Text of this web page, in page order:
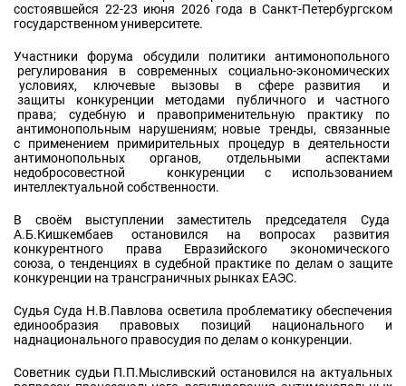
состоявшейся 22-23 июня 2026 года в Санкт-Петербургском
государственном университете.
Участники форума обсудили политики антимонопольного
регулирования в современных социально-экономических
условиях, ключевые вызовы в сфере развития и
защиты конкуренции методами публичного и частного
права; судебную и правоприменительную практику по
антимонопольным нарушениям; новые тренды, связанные
с применением примирительных процедур в деятельности
антимонопольных органов, отдельными аспектами
недобросовестной конкуренции с использованием
интеллектуальной собственности.
В своём выступлении заместитель председателя Суда
А.Б.Кишкембаев остановился на вопросах развития
конкурентного права Евразийского экономического
союза, о тенденциях в судебной практике по делам о защите
конкуренции на трансграничных рынках ЕАЭС.
Судья Суда Н.В.Павлова осветила проблематику обеспечения
единообразия правовых позиций национального и
наднационального правосудия по делам о конкуренции.
Советник судьи П.П.Мысливский остановился на актуальных